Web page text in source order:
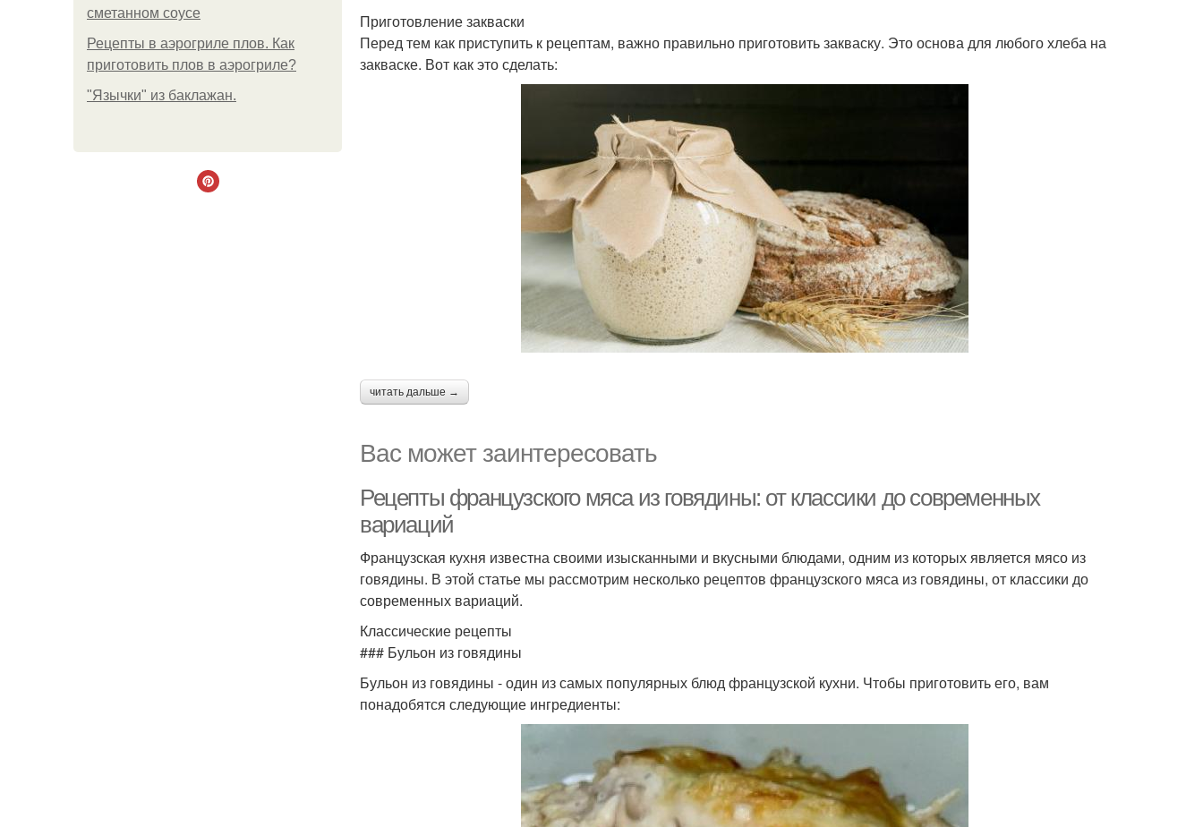
сметанном соусе
Рецепты в аэрогриле плов. Как
приготовить плов в аэрогриле?
"Язычки" из баклажан.
Приготовление закваски
Перед тем как приступить к рецептам, важно правильно приготовить закваску. Это основа для любого хлеба на
закваске. Вот как это сделать:
читать дальше →
Вас может заинтересовать
Рецепты французского мяса из говядины: от классики до современных
вариаций
Французская кухня известна своими изысканными и вкусными блюдами, одним из которых является мясо из
говядины. В этой статье мы рассмотрим несколько рецептов французского мяса из говядины, от классики до
современных вариаций.
Классические рецепты
### Бульон из говядины
Бульон из говядины - один из самых популярных блюд французской кухни. Чтобы приготовить его, вам
понадобятся следующие ингредиенты: